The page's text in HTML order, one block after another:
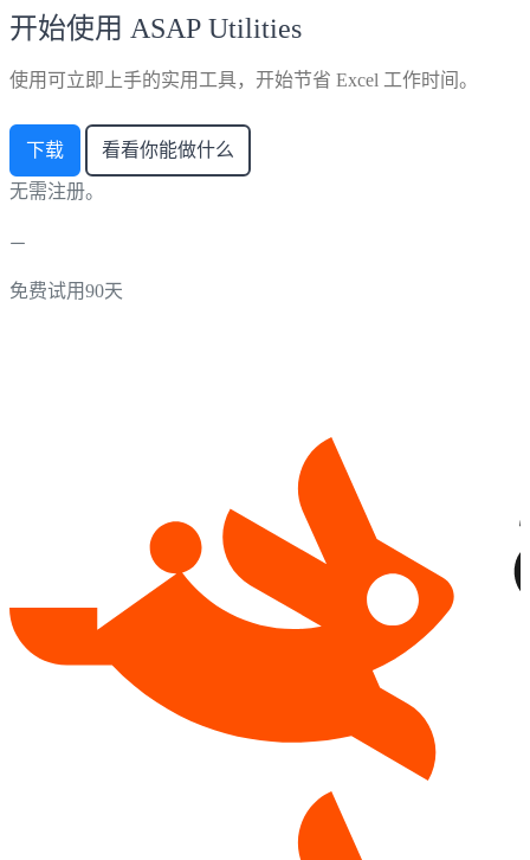
开始使用 ASAP Utilities
使用可立即上手的实用工具，开始节省 Excel 工作时间。
下载 看看你能做什么
无需注册。
免费试用90天